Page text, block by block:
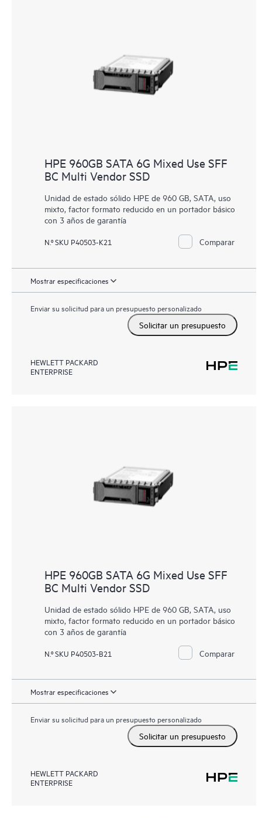
HPE 960GB SATA 6G Mixed Use SFF
BC Multi Vendor SSD
Unidad de estado sólido HPE de 960 GB, SATA, uso
mixto, factor formato reducido en un portador básico
con 3 años de garantía
N.º SKU P40503-K21 Comparar
Mostrar especificaciones
Enviar su solicitud para un presupuesto personalizado
Solicitar un presupuesto
HEWLETT PACKARD
ENTERPRISE
HPE 960GB SATA 6G Mixed Use SFF
BC Multi Vendor SSD
Unidad de estado sólido HPE de 960 GB, SATA, uso
mixto, factor formato reducido en un portador básico
con 3 años de garantía
N.º SKU P40503-B21 Comparar
Mostrar especificaciones
Enviar su solicitud para un presupuesto personalizado
Solicitar un presupuesto
HEWLETT PACKARD
ENTERPRISE